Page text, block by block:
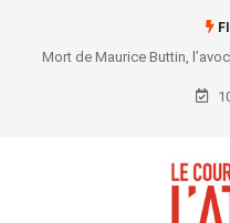
Mort de Maurice Buttin,